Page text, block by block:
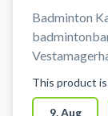
Badminton
i Kastrup i
ligger i
This product
9. Aug